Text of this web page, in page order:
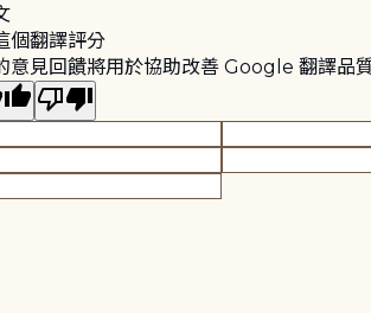
個翻譯評分
意見回饋將用於協助改善 Google 翻譯品